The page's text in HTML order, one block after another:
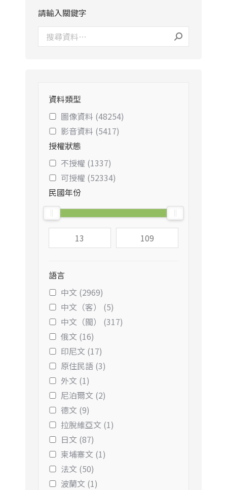
請輸入關鍵字
資料類型
圖像資料 (48254)
影音資料 (5417)
授權狀態
不授權 (1337)
可授權 (52334)
民國年份
語言
中文 (2969)
中文（客） (5)
中文（閩） (317)
俄文 (16)
印尼文 (17)
原住民語 (3)
外文 (1)
尼泊爾文 (2)
德文 (9)
拉脫維亞文 (1)
日文 (87)
柬埔寨文 (1)
法文 (50)
波蘭文 (1)